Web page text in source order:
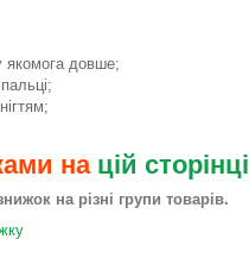
якомога довше;
на цій сторінці
на різні групи товарів.